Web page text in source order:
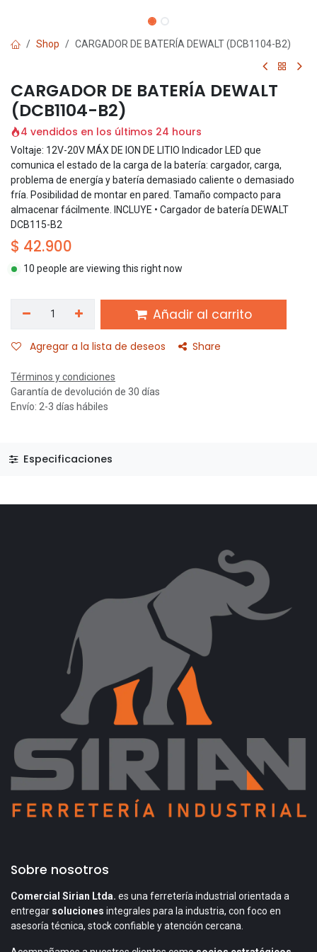
Shop CARGADOR DE BATERÍA DEWALT (DCB1104-B2)
CARGADOR DE BATERÍA DEWALT
(DCB1104-B2)
4 vendidos en los últimos 24 hours
Voltaje: 12V-20V MÁX DE ION DE LITIO Indicador LED que
comunica el estado de la carga de la batería: cargador, carga,
problema de energía y batería demasiado caliente o demasiado
fría. Posibilidad de montar en pared. Tamaño compacto para
almacenar fácilmente. INCLUYE • Cargador de batería DEWALT
DCB115-B2
$ 42.900
10 people are viewing this right now
Añadir al carrito
Agregar a la lista de deseos Share
Términos y condiciones
Garantía de devolución de 30 días
Envío: 2-3 días hábiles
Especificaciones
Sobre nosotros
Comercial Sirian Ltda. es una ferretería industrial orientada a
entregar soluciones integrales para la industria, con foco en
asesoría técnica, stock confiable y atención cercana.